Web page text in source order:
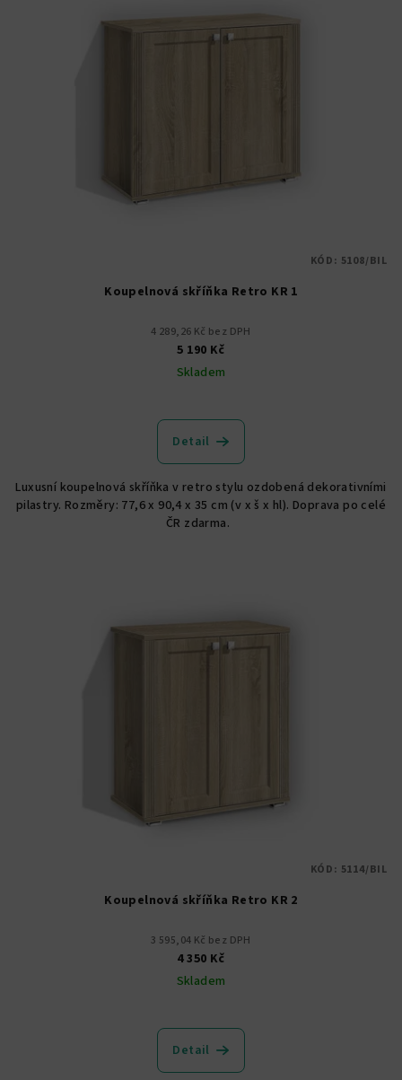
Koupelnová skříňka Retro KR 1
4 289,26 Kč bez DPH
5 190 Kč
Skladem
Detail
Luxusní koupelnová skříňka v retro stylu ozdobená dekorativními
pilastry. Rozměry: 77,6 x 90,4 x 35 cm (v x š x hl). Doprava po celé
ČR zdarma.
KÓD: 5108/BIL
Koupelnová skříňka Retro KR 2
3 595,04 Kč bez DPH
4 350 Kč
Skladem
Detail
KÓD: 5114/BIL